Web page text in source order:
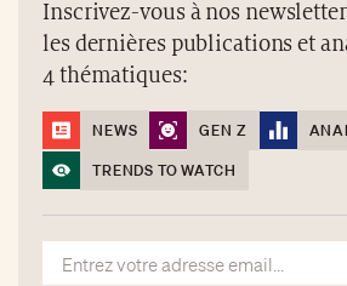
Inscrivez-vous à nos
les dernières publications et
4 thématiques:
NEWS GEN Z
TRENDS TO WATCH